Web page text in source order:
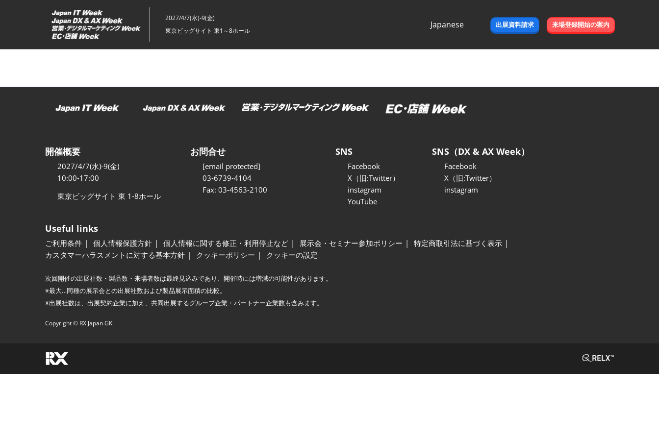
ッ
2027/4/7(水)-9(金)
東京ビッグサイト 東1～8ホール
Japanese
出展資料請求 来場登録開始の案内
開催概要
2027/4/7(水)-9(金)
10:00-17:00
東京ビッグサイト 東 1-8ホール
お問合せ
[email protected]
03-6739-4104
Fax: 03-4563-2100
SNS
Facebook
X（旧:Twitter）
instagram
YouTube
SNS（DX & AX Week）
Facebook
X（旧:Twitter）
instagram
Useful links
ご利用条件 個人情報保護方針 個人情報に関する修正・利用停止など 展示会・セミナー参加ポリシー
特定商取引法に基づく表示
カスタマーハラスメントに対する基本方針
クッキーポリシー クッキーの設定
次回開催の出展社数・製品数・来場者数は最終見込みであり、開催時には増減の可能性があります。
※最大…同種の展示会との出展社数および製品展示面積の比較。
※出展社数は、出展契約企業に加え、共同出展するグループ企業・パートナー企業数も含みます。
Copyright © RX Japan GK